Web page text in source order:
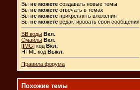
Вы не можете создавать новые темы
Вы не можете отвечать в темах
Вы не можете прикреплять вложения
Вы не можете редактировать свои сообщения
BB коды Вкл.
Смайлы Вкл.
[IMG] код Вкл.
HTML код Выкл.
Правила форума
Похожие темы